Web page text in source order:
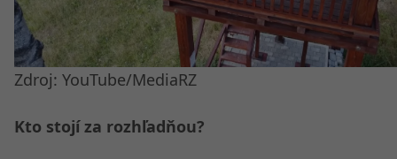
Zdroj: YouTube/MediaRZ
Kto stojí za rozhľadňou?